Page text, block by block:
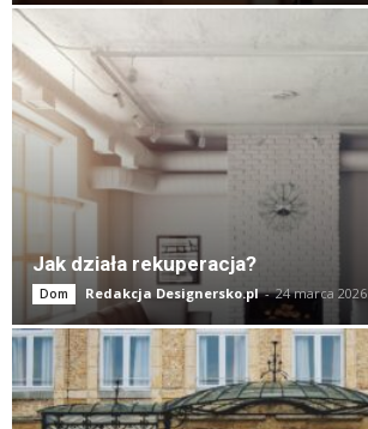
Jak działa rekuperacja?
Dom Redakcja Designersko.pl - 24 marca 2026